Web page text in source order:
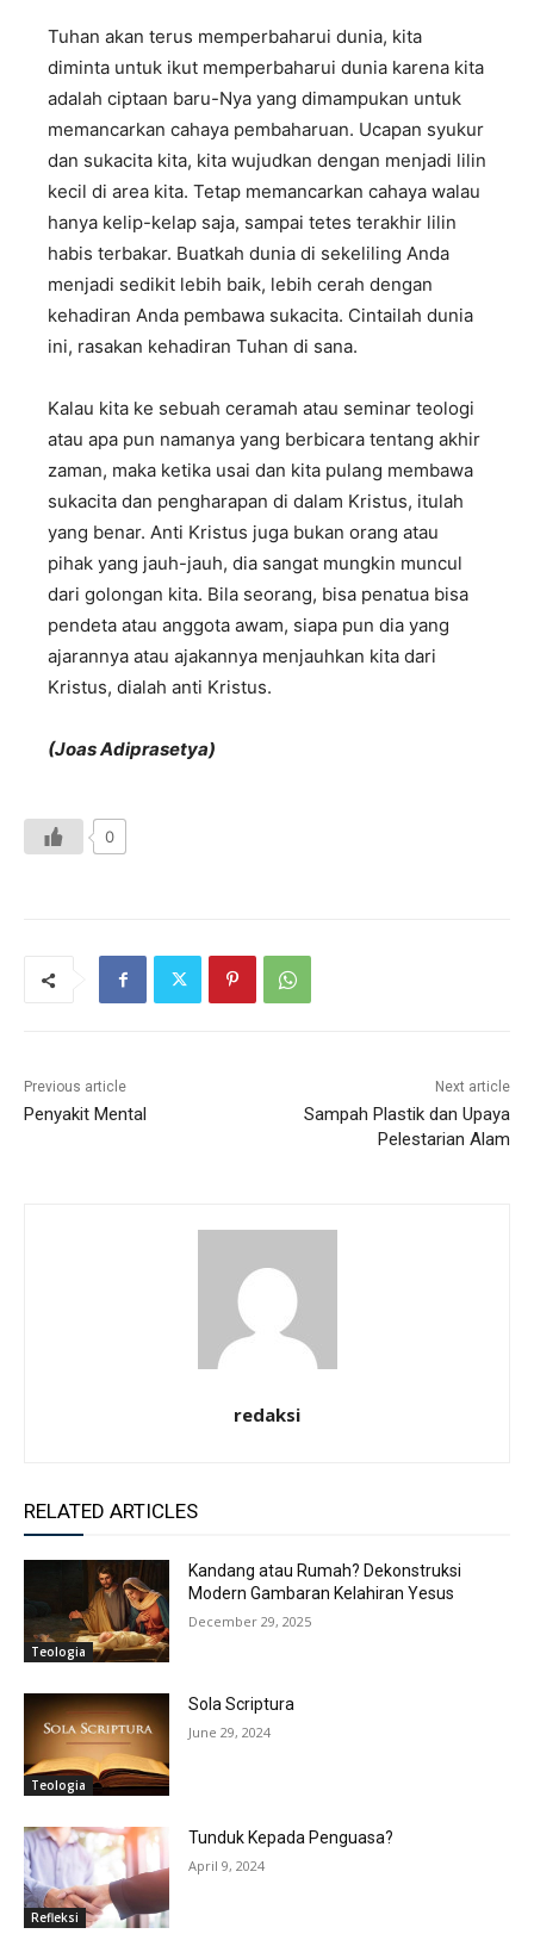
Tuhan akan terus memperbaharui dunia, kita
diminta untuk ikut memperbaharui dunia karena kita
adalah ciptaan baru-Nya yang dimampukan untuk
memancarkan cahaya pembaharuan. Ucapan syukur
dan sukacita kita, kita wujudkan dengan menjadi lilin
kecil di area kita. Tetap memancarkan cahaya walau
hanya kelip-kelap saja, sampai tetes terakhir lilin
habis terbakar. Buatkah dunia di sekeliling Anda
menjadi sedikit lebih baik, lebih cerah dengan
kehadiran Anda pembawa sukacita. Cintailah dunia
ini, rasakan kehadiran Tuhan di sana.
Kalau kita ke sebuah ceramah atau seminar teologi
atau apa pun namanya yang berbicara tentang akhir
zaman, maka ketika usai dan kita pulang membawa
sukacita dan pengharapan di dalam Kristus, itulah
yang benar. Anti Kristus juga bukan orang atau
pihak yang jauh-jauh, dia sangat mungkin muncul
dari golongan kita. Bila seorang, bisa penatua bisa
pendeta atau anggota awam, siapa pun dia yang
ajarannya atau ajakannya menjauhkan kita dari
Kristus, dialah anti Kristus.
(Joas Adiprasetya)
0
Previous article
Penyakit Mental
Next article
Sampah Plastik dan Upaya
Pelestarian Alam
redaksi
RELATED ARTICLES
Teologia
Kandang atau Rumah? Dekonstruksi
Modern Gambaran Kelahiran Yesus
December 29, 2025
Teologia
Sola Scriptura
June 29, 2024
Refleksi
Tunduk Kepada Penguasa?
April 9, 2024